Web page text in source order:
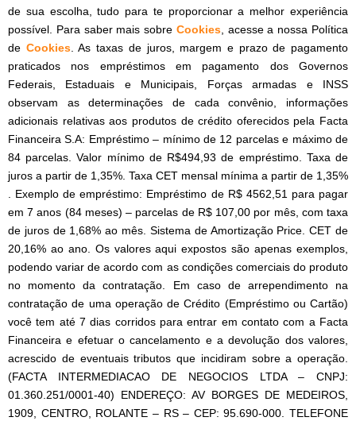
de sua escolha, tudo para te proporcionar a melhor experiência
possível. Para saber mais sobre Cookies, acesse a nossa Política
de Cookies. As taxas de juros, margem e prazo de pagamento
praticados nos empréstimos em pagamento dos Governos
Federais, Estaduais e Municipais, Forças armadas e INSS
observam as determinações de cada convênio, informações
adicionais relativas aos produtos de crédito oferecidos pela Facta
Financeira S.A: Empréstimo – mínimo de 12 parcelas e máximo de
84 parcelas. Valor mínimo de R$494,93 de empréstimo. Taxa de
juros a partir de 1,35%. Taxa CET mensal mínima a partir de 1,35%
. Exemplo de empréstimo: Empréstimo de R$ 4562,51 para pagar
em 7 anos (84 meses) – parcelas de R$ 107,00 por mês, com taxa
de juros de 1,68% ao mês. Sistema de Amortização Price. CET de
20,16% ao ano. Os valores aqui expostos são apenas exemplos,
podendo variar de acordo com as condições comerciais do produto
no momento da contratação. Em caso de arrependimento na
contratação de uma operação de Crédito (Empréstimo ou Cartão)
você tem até 7 dias corridos para entrar em contato com a Facta
Financeira e efetuar o cancelamento e a devolução dos valores,
acrescido de eventuais tributos que incidiram sobre a operação.
(FACTA INTERMEDIACAO DE NEGOCIOS LTDA – CNPJ:
01.360.251/0001-40) ENDEREÇO: AV BORGES DE MEDEIROS,
1909, CENTRO, ROLANTE – RS – CEP: 95.690-000. TELEFONE